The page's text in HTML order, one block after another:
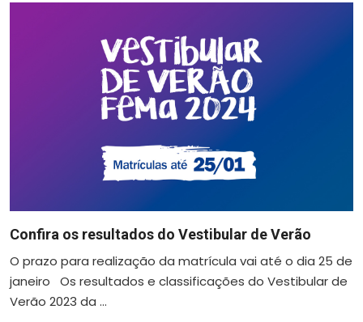
Confira os resultados do Vestibular de Verão
O prazo para realização da matrícula vai até o dia 25 de
janeiro Os resultados e classificações do Vestibular de
Verão 2023 da ...